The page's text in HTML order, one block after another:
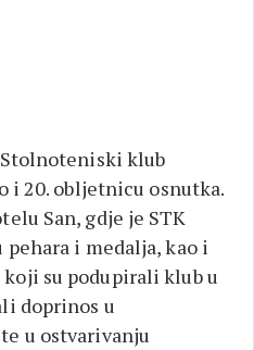
klub
i 20. obljetnicu osnutka.
San, gdje je STK
i medalja, kao i
su podupirali klub u
doprinos u
u ostvarivanju